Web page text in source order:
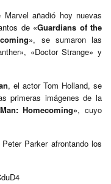
Marvel añadió hoy nuevas
de «Guardians of the
, se sumaron las
«Doctor Strange» y
, el actor Tom Holland, se
primeras imágenes de la
Homecoming», cuyo
Parker afrontando los